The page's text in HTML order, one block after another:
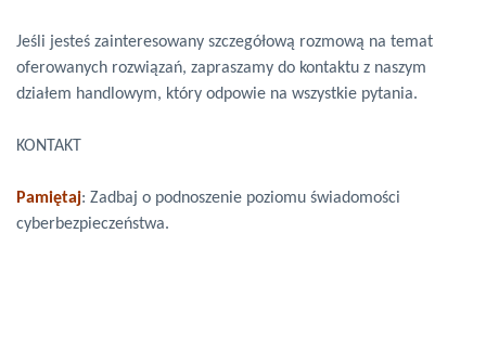
Jeśli jesteś zainteresowany szczegółową rozmową na temat
oferowanych rozwiązań, zapraszamy do kontaktu z naszym
działem handlowym, który odpowie na wszystkie pytania.
KONTAKT
Pamiętaj: Zadbaj o podnoszenie poziomu świadomości
cyberbezpieczeństwa.